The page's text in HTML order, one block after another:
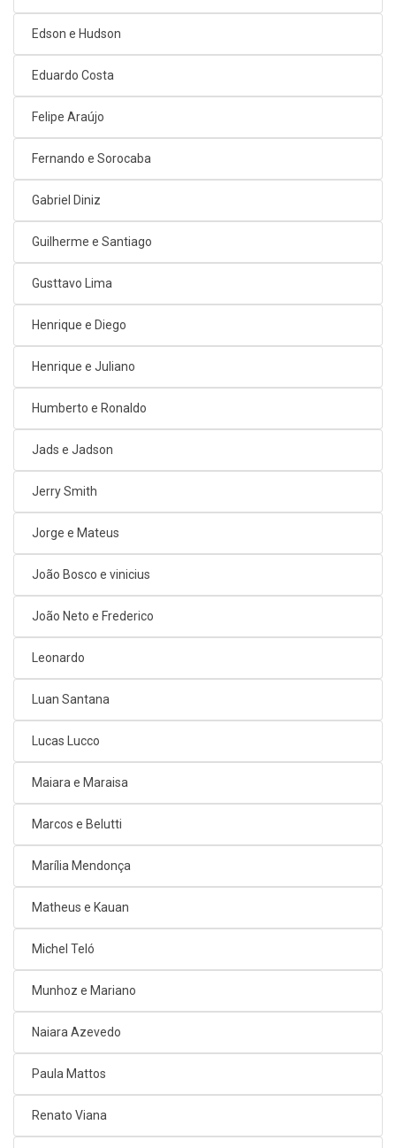
Edson e Hudson
Eduardo Costa
Felipe Araújo
Fernando e Sorocaba
Gabriel Diniz
Guilherme e Santiago
Gusttavo Lima
Henrique e Diego
Henrique e Juliano
Humberto e Ronaldo
Jads e Jadson
Jerry Smith
Jorge e Mateus
João Bosco e vinicius
João Neto e Frederico
Leonardo
Luan Santana
Lucas Lucco
Maiara e Maraisa
Marcos e Belutti
Marília Mendonça
Matheus e Kauan
Michel Teló
Munhoz e Mariano
Naiara Azevedo
Paula Mattos
Renato Viana